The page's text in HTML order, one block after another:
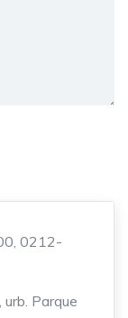
0212-
Parque